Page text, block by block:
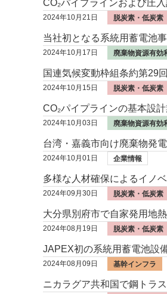
CO₂パイプラインおよび圧
2024年10月21日 脱炭素・低炭素
当社初となる系統用蓄電池
2024年10月17日 廃棄物資源有効
国連気候変動枠組条約第29
2024年10月15日 脱炭素・低炭素
CO₂パイプラインの基本設
2024年10月03日 廃棄物資源有効
台湾・嘉義市向け廃棄物発
2024年10月01日 企業情報
多様な人材確保によるイノ
2024年09月30日 脱炭素・低炭素
大分県別府市で自家発用地
2024年08月19日 脱炭素・低炭素
JAPEX初の系統用蓄電池設
2024年08月09日 基幹インフラ
ニカラグア共和国で鋼トラ